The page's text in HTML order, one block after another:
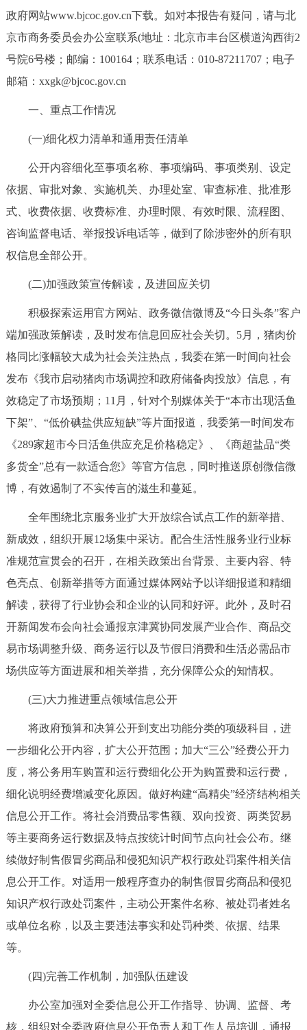
12345网上接诉即办 我要咨询 我要建议
参与调查
走进北京
绿色北京 图说北京 视频北京
多语种
ENGLISH
ESPAÑOL العربية PORTUGUÊS
ITALIANO
政府网站www.bjcoc.gov.cn下载。如对本报告有疑问，请与北
京市商务委员会办公室联系(地址：北京市丰台区横道沟西街2
号院6号楼；邮编：100164；联系电话：010-87211707；电子
邮箱：xxgk@bjcoc.gov.cn
一、重点工作情况
(一)细化权力清单和通用责任清单
公开内容细化至事项名称、事项编码、事项类别、设定
依据、审批对象、实施机关、办理处室、审查标准、批准形
式、收费依据、收费标准、办理时限、有效时限、流程图、
咨询监督电话、举报投诉电话等，做到了除涉密外的所有职
权信息全部公开。
(二)加强政策宣传解读，及进回应关切
积极探索运用官方网站、政务微信微博及“今日头条”客户
端加强政策解读，及时发布信息回应社会关切。5月，猪肉价
格同比涨幅较大成为社会关注热点，我委在第一时间向社会
发布《我市启动猪肉市场调控和政府储备肉投放》信息，有
效稳定了市场预期；11月，针对个别媒体关于“本市出现活鱼
下架”、“低价碘盐供应短缺”等片面报道，我委第一时间发布
《289家超市今日活鱼供应充足价格稳定》、《商超盐品“类
多货全”总有一款适合您》等官方信息，同时推送原创微信微
博，有效遏制了不实传言的滋生和蔓延。
全年围绕北京服务业扩大开放综合试点工作的新举措、
新成效，组织开展12场集中采访。配合生活性服务业行业标
准规范宣贯会的召开，在相关政策出台背景、主要内容、特
色亮点、创新举措等方面通过媒体网站予以详细报道和精细
解读，获得了行业协会和企业的认同和好评。此外，及时召
开新闻发布会向社会通报京津冀协同发展产业合作、商品交
易市场调整升级、商务运行以及节假日消费和生活必需品市
场供应等方面进展和相关举措，充分保障公众的知情权。
(三)大力推进重点领域信息公开
将政府预算和决算公开到支出功能分类的项级科目，进
一步细化公开内容，扩大公开范围；加大“三公”经费公开力
度，将公务用车购置和运行费细化公开为购置费和运行费，
细化说明经费增减变化原因。做好构建“高精尖”经济结构相关
信息公开工作。将社会消费品零售额、双向投资、两类贸易
等主要商务运行数据及特点按统计时间节点向社会公布。继
续做好制售假冒劣商品和侵犯知识产权行政处罚案件相关信
息公开工作。对适用一般程序查办的制售假冒劣商品和侵犯
知识产权行政处罚案件，主动公开案件名称、被处罚者姓名
或单位名称，以及主要违法事实和处罚种类、依据、结果
等。
(四)完善工作机制，加强队伍建设
办公室加强对全委信息公开工作指导、协调、监督、考
核，组织对全委政府信息公开负责人和工作人员培训，通报